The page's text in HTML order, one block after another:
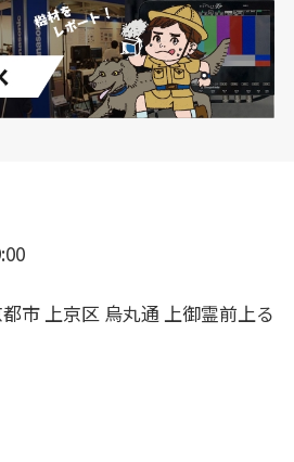
市 上京区 烏丸通 上御霊前上る